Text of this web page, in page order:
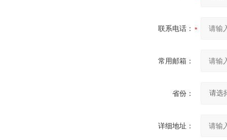
联系电话：
常用邮箱：
省份：
详细地址：